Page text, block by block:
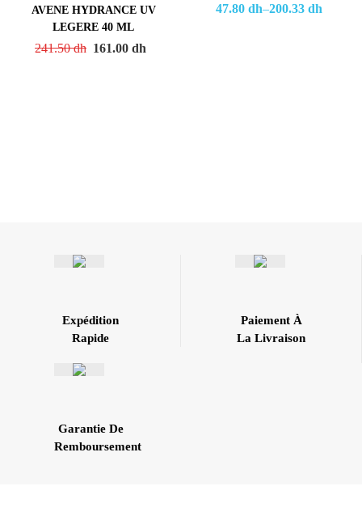
AVENE HYDRANCE UV
LEGERE 40 ML
241.50dh 161.00 dh
47.80 dh–200.33 dh
Paiement À
La Livraison
Expédition
Rapide
Garantie De
Remboursement